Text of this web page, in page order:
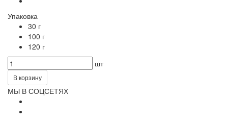
Упаковка
30 г
100 г
120 г
шт
В корзину
МЫ В СОЦСЕТЯХ